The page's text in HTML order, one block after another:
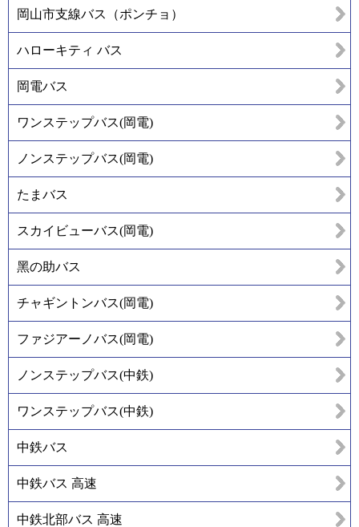
岡山市支線バス（ポンチョ）
ハローキティ バス
岡電バス
ワンステップバス(岡電)
ノンステップバス(岡電)
たまバス
スカイビューバス(岡電)
黑の助バス
チャギントンバス(岡電)
ファジアーノバス(岡電)
ノンステップバス(中鉄)
ワンステップバス(中鉄)
中鉄バス
中鉄バス 高速
中鉄北部バス 高速